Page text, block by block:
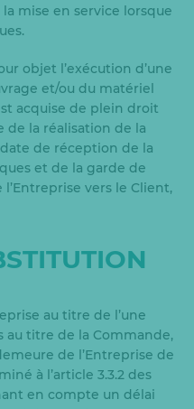
mise en service lorsque
objet l’exécution d’une
et/ou du matériel
acquise de plein droit
de la réalisation de la
de réception de la
et de la garde de
vers le Client,
au titre de l’une
au titre de la Commande,
de l’Entreprise de
à l’article 3.3.2 des
en compte un délai